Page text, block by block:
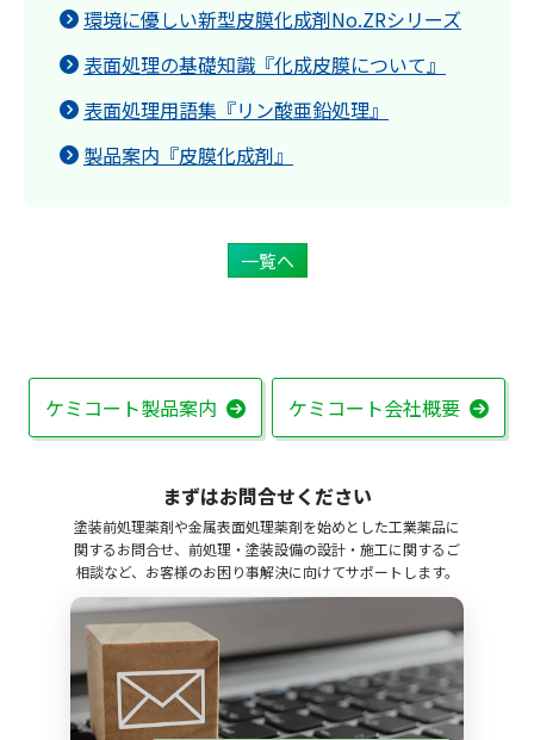
環境に優しい新型皮膜化成剤No.ZRシリーズ
表面処理の基礎知識『化成皮膜について』
表面処理用語集『リン酸亜鉛処理』
製品案内『皮膜化成剤』
一覧へ
ケミコート製品案内 ケミコート会社概要
まずはお問合せください
塗装前処理薬剤や金属表面処理薬剤を始めとした工業薬品に
関するお問合せ、前処理・塗装設備の設計・施工に関するご
相談など、お客様のお困り事解決に向けてサポートします。